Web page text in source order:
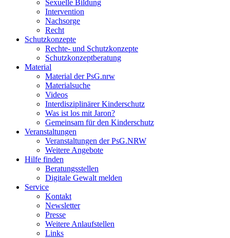
Sexuelle Bildung
Intervention
Nachsorge
Recht
Schutzkonzepte
Rechte- und Schutzkonzepte
Schutzkonzeptberatung
Material
Material der PsG.nrw
Materialsuche
Videos
Interdisziplinärer Kinderschutz
Was ist los mit Jaron?
Gemeinsam für den Kinderschutz
Veranstaltungen
Veranstaltungen der PsG.NRW
Weitere Angebote
Hilfe finden
Beratungsstellen
Digitale Gewalt melden
Service
Kontakt
Newsletter
Presse
Weitere Anlaufstellen
Links